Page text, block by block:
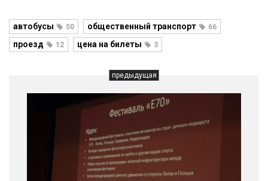
автобусы 50 общественный транспорт 66
проезд 12 цена на билеты 3
предыдущая